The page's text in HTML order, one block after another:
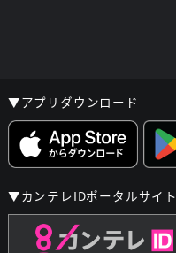
▼アプリダウンロード
▼カンテレIDポータルサイト